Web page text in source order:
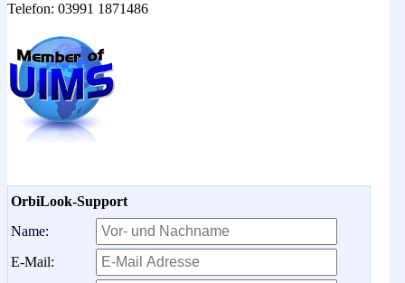
Telefon: 03991 1871486
OrbiLook-Support
Name:
E-Mail: